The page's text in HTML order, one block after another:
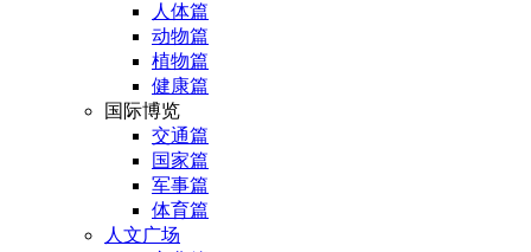
人体篇
动物篇
植物篇
健康篇
国际博览
交通篇
国家篇
军事篇
体育篇
人文广场